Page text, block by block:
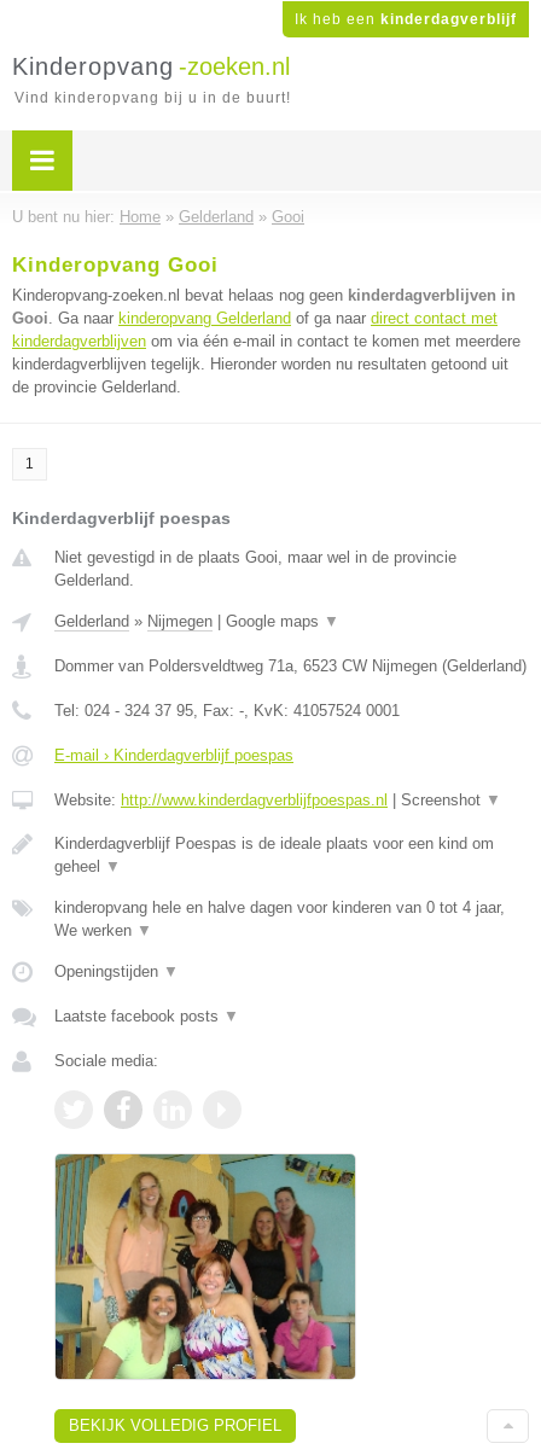
Ik heb een kinderdagverblijf
Kinderopvang -zoeken.nl
Vind kinderopvang bij u in de buurt!
U bent nu hier: Home » Gelderland » Gooi
Kinderopvang Gooi
Kinderopvang-zoeken.nl bevat helaas nog geen kinderdagverblijven in
Gooi. Ga naar kinderopvang Gelderland of ga naar direct contact met
kinderdagverblijven om via één e-mail in contact te komen met meerdere
kinderdagverblijven tegelijk. Hieronder worden nu resultaten getoond uit
de provincie Gelderland.
1
Kinderdagverblijf poespas
Niet gevestigd in de plaats Gooi, maar wel in de provincie
Gelderland.
Gelderland » Nijmegen Google maps ▼
Dommer van Poldersveldtweg 71a, 6523 CW Nijmegen (Gelderland)
Tel: 024 - 324 37 95, Fax: -, KvK: 41057524 0001
E-mail › Kinderdagverblijf poespas
Website: http://www.kinderdagverblijfpoespas.nl Screenshot ▼
Kinderdagverblijf Poespas is de ideale plaats voor een kind om
geheel
▼
kinderopvang hele en halve dagen voor kinderen van 0 tot 4 jaar,
We werken ▼
Openingstijden ▼
Laatste facebook posts ▼
Sociale media:
BEKIJK VOLLEDIG PROFIEL